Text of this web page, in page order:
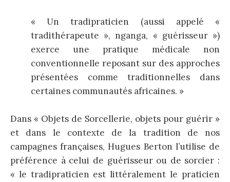
« Un tradipraticien (aussi appelé «
tradithérapeute », nganga, « guérisseur »)
exerce une pratique médicale non
conventionnelle reposant sur des approches
présentées comme traditionnelles dans
certaines communautés africaines. »
Dans « Objets de Sorcellerie, objets pour guérir »
et dans le contexte de la tradition de nos
campagnes françaises, Hugues Berton l’utilise de
préférence à celui de guérisseur ou de sorcier :
« le tradipraticien est littéralement le praticien